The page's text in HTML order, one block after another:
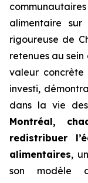
alimentaire sur
rigoureuse de
retenues au
valeur concrète
investi,
dans la vie des
Montréal,
redistribuer
alimentaires,
son modèle